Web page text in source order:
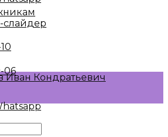
06
слайдер
Кондратьевич